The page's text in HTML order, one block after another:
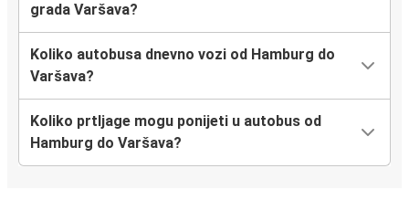
grada Varšava?
Koliko autobusa dnevno vozi od Hamburg do
Varšava?
Koliko prtljage mogu ponijeti u autobus od
Hamburg do Varšava?